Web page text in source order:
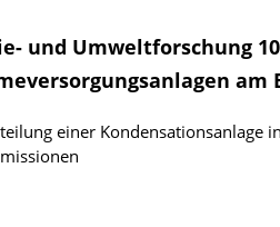
und Umweltforschung
einer Kondensationsanlage